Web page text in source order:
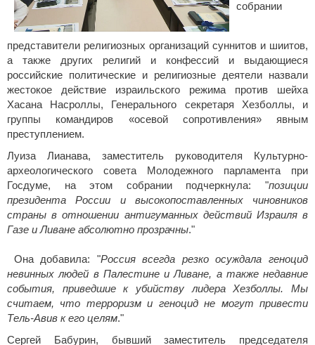
собрании
представители религиозных организаций суннитов и шиитов,
а также других религий и конфессий и выдающиеся
российские политические и религиозные деятели назвали
жестокое действие израильского режима против шейха
Хасана Насроллы, Генерального секретаря Хезболлы, и
группы командиров «осевой сопротивления» явным
преступлением.
Луиза Лианава, заместитель руководителя Культурно-
археологического совета Молодежного парламента при
Госдуме, на этом собрании подчеркнула: "позиции
президента России и высокопоставленных чиновников
страны в отношении антигуманных действий Израиля в
Газе и Ливане абсолютно прозрачны."
Она добавила: "Россия всегда резко осуждала геноцид
невинных людей в Палестине и Ливане, а также недавние
события, приведшие к убийству лидера Хезболлы. Мы
считаем, что терроризм и геноцид не могут привести
Тель-Авив к его целям."
Сергей Бабурин, бывший заместитель председателя